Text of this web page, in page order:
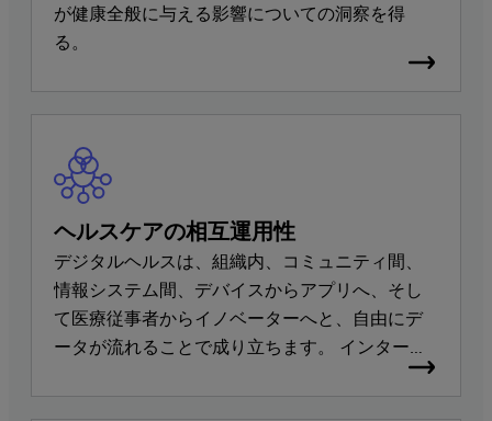
が健康全般に与える影響についての洞察を得
る。
ヘルスケアの相互運用性
デジタルヘルスは、組織内、コミュニティ間、
情報システム間、デバイスからアプリへ、そし
て医療従事者からイノベーターへと、自由にデ
ータが流れることで成り立ちます。 インターシ